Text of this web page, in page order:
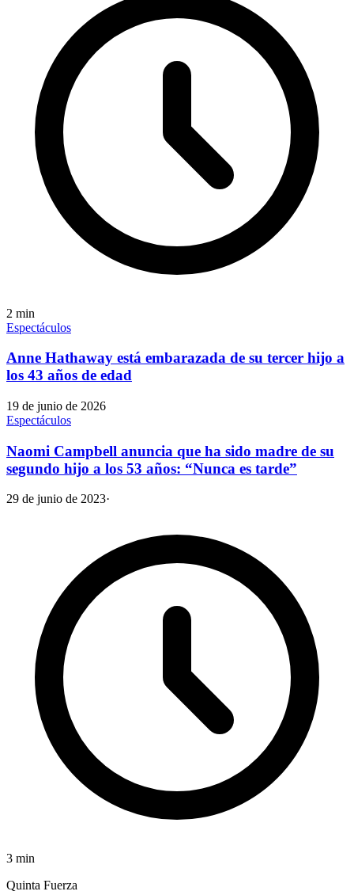
2 min
Espectáculos
Anne Hathaway está embarazada de su tercer hijo a
los 43 años de edad
19 de junio de 2026
Espectáculos
Naomi Campbell anuncia que ha sido madre de su
segundo hijo a los 53 años: “Nunca es tarde”
29 de junio de 2023·
3 min
Quinta Fuerza